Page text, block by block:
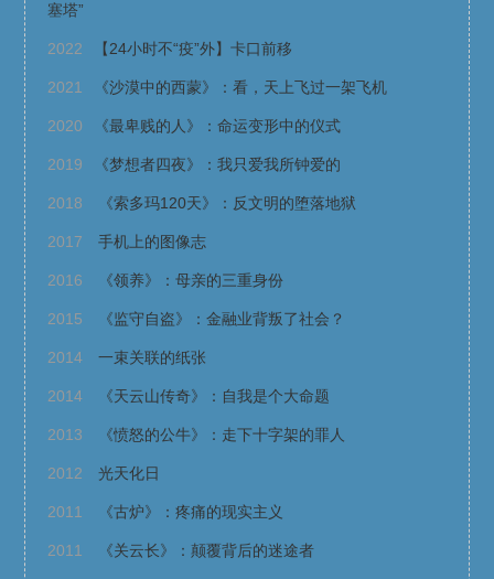
塞塔”
2022 【24小时不“疫”外】卡口前移
2021 《沙漠中的西蒙》：看，天上飞过一架飞机
2020 《最卑贱的人》：命运变形中的仪式
2019 《梦想者四夜》：我只爱我所钟爱的
2018 《索多玛120天》：反文明的堕落地狱
2017 手机上的图像志
2016 《领养》：母亲的三重身份
2015 《监守自盗》：金融业背叛了社会？
2014 一束关联的纸张
2014 《天云山传奇》：自我是个大命题
2013 《愤怒的公牛》：走下十字架的罪人
2012 光天化日
2011 《古炉》：疼痛的现实主义
2011 《关云长》：颠覆背后的迷途者